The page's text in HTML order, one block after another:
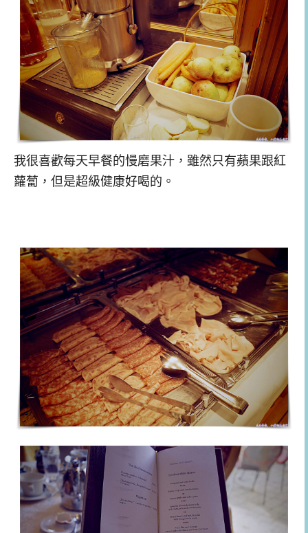
我很喜歡每天早餐的慢磨果汁，雖然只有蘋果跟紅
蘿蔔，但是超級健康好喝的。